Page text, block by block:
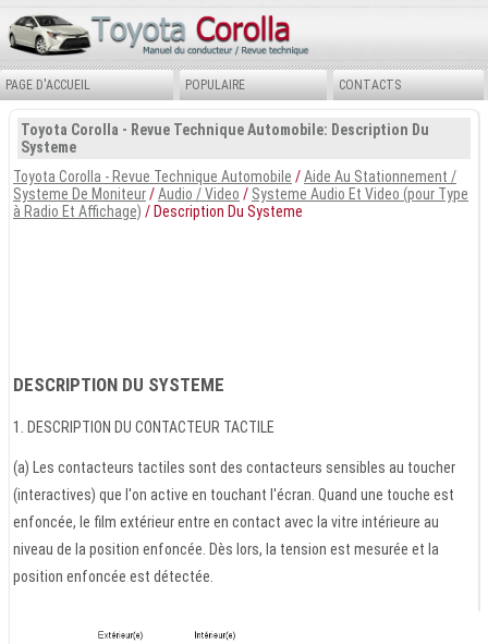
PAGE D'ACCUEIL POPULAIRE CONTACTS
Toyota Corolla - Revue Technique Automobile: Description Du
Systeme
Toyota Corolla - Revue Technique Automobile /Aide Au Stationnement /
Systeme De Moniteur/Audio / Video / Systeme Audio Et Video (pour Type
à Radio Et Affichage) / Description Du Systeme
DESCRIPTION DU SYSTEME
1. DESCRIPTION DU CONTACTEUR TACTILE
(a) Les contacteurs tactiles sont des contacteurs sensibles au toucher
(interactives) que l'on active en touchant l'écran. Quand une touche est
enfoncée, le film extérieur entre en contact avec la vitre intérieure au
niveau de la position enfoncée. Dès lors, la tension est mesurée et la
position enfoncée est détectée.